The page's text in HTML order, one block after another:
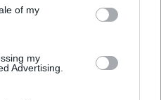
of my
my
Advertising.